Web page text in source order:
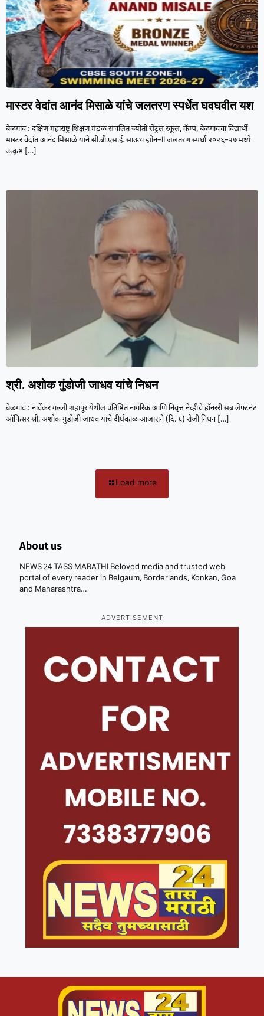
मास्टर वेदांत आनंद मिसाळे यांचे जलतरण स्पर्धेत घवघवीत यश
बेळगाव : दक्षिण महाराष्ट्र शिक्षण मंडळ संचलित ज्योती सेंट्रल स्कूल, कॅम्प, बेळगावचा विद्यार्थी
मास्टर वेदांत आनंद मिसाळे याने सी.बी.एस.ई. साऊथ झोन–II जलतरण स्पर्धा २०२६–२७ मध्ये
उत्कृष्ट […]
श्री. अशोक गुंडोजी जाधव यांचे निधन
बेळगाव : नार्वेकर गल्ली शहापूर येथील प्रतिष्ठित नागरिक आणि निवृत्त नेव्हीचे हॉनररी सब लेफ्टनंट
ऑफिसर श्री. अशोक गुंडोजी जाधव यांचे दीर्घकाळ आजाराने (दि. ६) रोजी निधन[…]
Load more
About us
NEWS 24 TASS MARATHI Beloved media and trusted web
portal of every reader in Belgaum, Borderlands, Konkan, Goa
and Maharashtra…
ADVERTISEMENT